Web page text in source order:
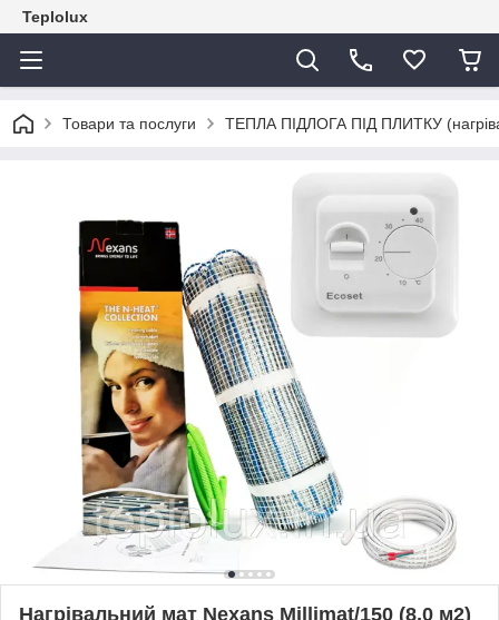
Teplolux
Товари та послуги ТЕПЛА ПІДЛОГА ПІД ПЛИТКУ
Нагрівальний мат Nexans Millimat/150 (8,0 м2)